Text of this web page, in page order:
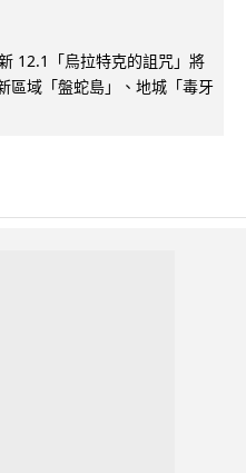
12.1「烏拉特克的詛咒」將
區域「盤蛇島」、地城「毒牙